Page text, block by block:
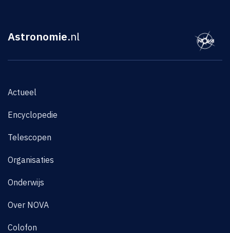
Astronomie.nl
Actueel
Encyclopedie
Telescopen
Organisaties
Onderwijs
Over NOVA
Colofon